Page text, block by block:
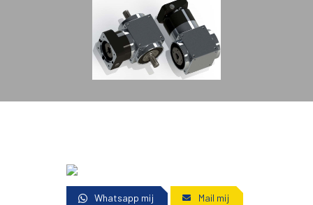
Whatsapp mij Mail mij